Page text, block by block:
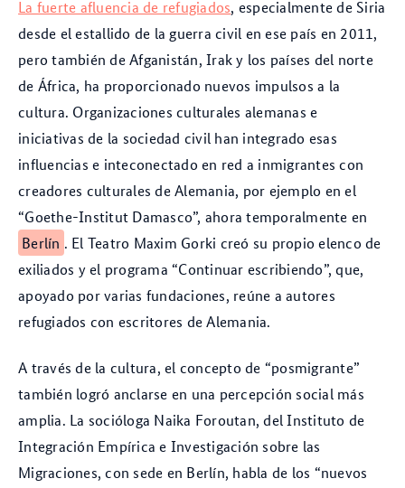
La fuerte afluencia de refugiados, especialmente de Siria
desde el estallido de la guerra civil en ese país en 2011,
pero también de Afganistán, Irak y los países del norte
de África, ha proporcionado nuevos impulsos a la
cultura. Organizaciones culturales alemanas e
iniciativas de la sociedad civil han integrado esas
influencias e inteconectado en red a inmigrantes con
creadores culturales de Alemania, por ejemplo en el
“Goethe-Institut Damasco”, ahora temporalmente en
Berlín . El Teatro Maxim Gorki creó su propio elenco de
exiliados y el programa “Continuar escribiendo”, que,
apoyado por varias fundaciones, reúne a autores
refugiados con escritores de Alemania.
A través de la cultura, el concepto de “posmigrante”
también logró anclarse en una percepción social más
amplia. La socióloga Naika Foroutan, del Instituto de
Integración Empírica e Investigación sobre las
Migraciones, con sede en Berlín, habla de los “nuevos